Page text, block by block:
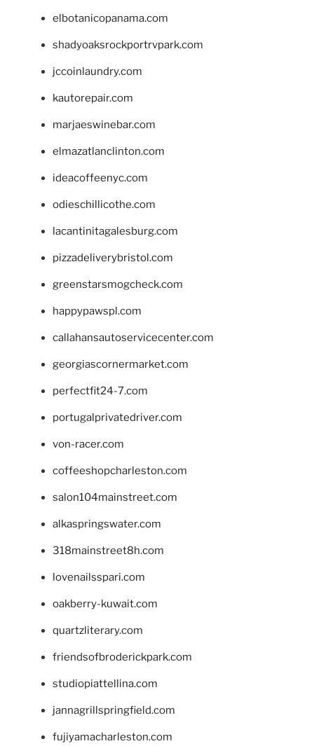
elbotanicopanama.com
shadyoaksrockportrvpark.com
jccoinlaundry.com
kautorepair.com
marjaeswinebar.com
elmazatlanclinton.com
ideacoffeenyc.com
odieschillicothe.com
lacantinitagalesburg.com
pizzadeliverybristol.com
greenstarsmogcheck.com
happypawspl.com
callahansautoservicecenter.com
georgiascornermarket.com
perfectfit24-7.com
portugalprivatedriver.com
von-racer.com
coffeeshopcharleston.com
salon104mainstreet.com
alkaspringswater.com
318mainstreet8h.com
lovenailsspari.com
oakberry-kuwait.com
quartzliterary.com
friendsofbroderickpark.com
studiopiattellina.com
jannagrillspringfield.com
fujiyamacharleston.com